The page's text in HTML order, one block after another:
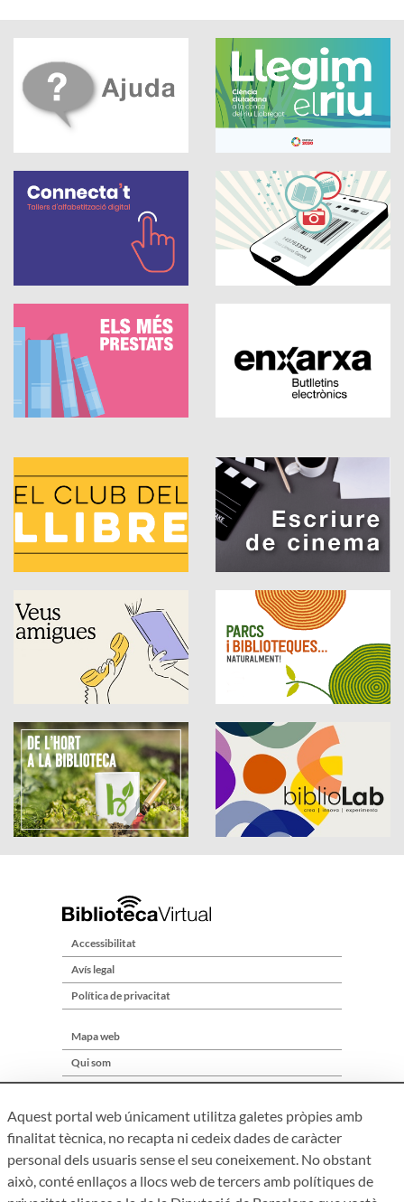
Accessibilitat
Avís legal
Política de privacitat
Mapa web
Qui som
Aquest portal web únicament utilitza galetes pròpies amb
finalitat tècnica, no recapta ni cedeix dades de caràcter
personal dels usuaris sense el seu coneixement. No obstant
això, conté enllaços a llocs web de tercers amb polítiques de